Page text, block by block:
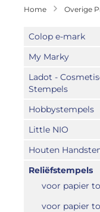
Home Overige
Colop e-mark
My Marky
Ladot -
Stempels
Hobbystempels
Little NIO
Houten
Reliëfstempels
voor papier
voor papier